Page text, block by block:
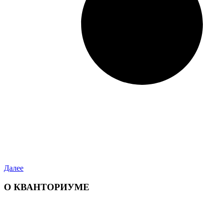
Далее
О КВАНТОРИУМЕ